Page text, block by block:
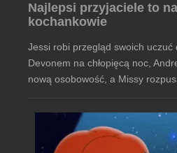
Najlepsi przyjaciele to
kochankowie
Jessi robi przegląd swoich uczuć
Devonem na chłopięcą noc,
nową osobowość, a Missy